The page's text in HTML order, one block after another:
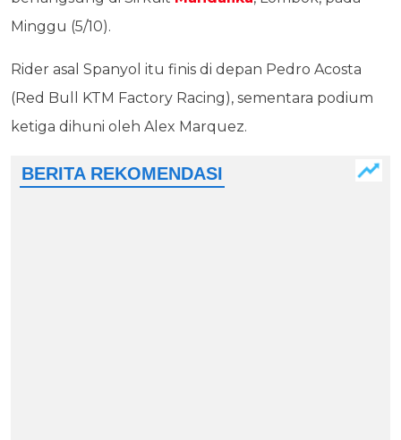
Minggu (5/10).
Rider asal Spanyol itu finis di depan Pedro Acosta
(Red Bull KTM Factory Racing), sementara podium
ketiga dihuni oleh Alex Marquez.